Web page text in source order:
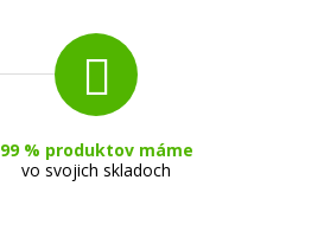
99 % produktov máme
vo svojich skladoch